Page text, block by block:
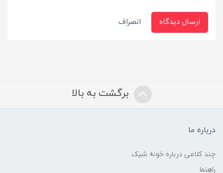
ارسال دیدگاه انصراف
برگشت به بالا
درباره ما
چند کلامی درباره خونه شیک
راهنما